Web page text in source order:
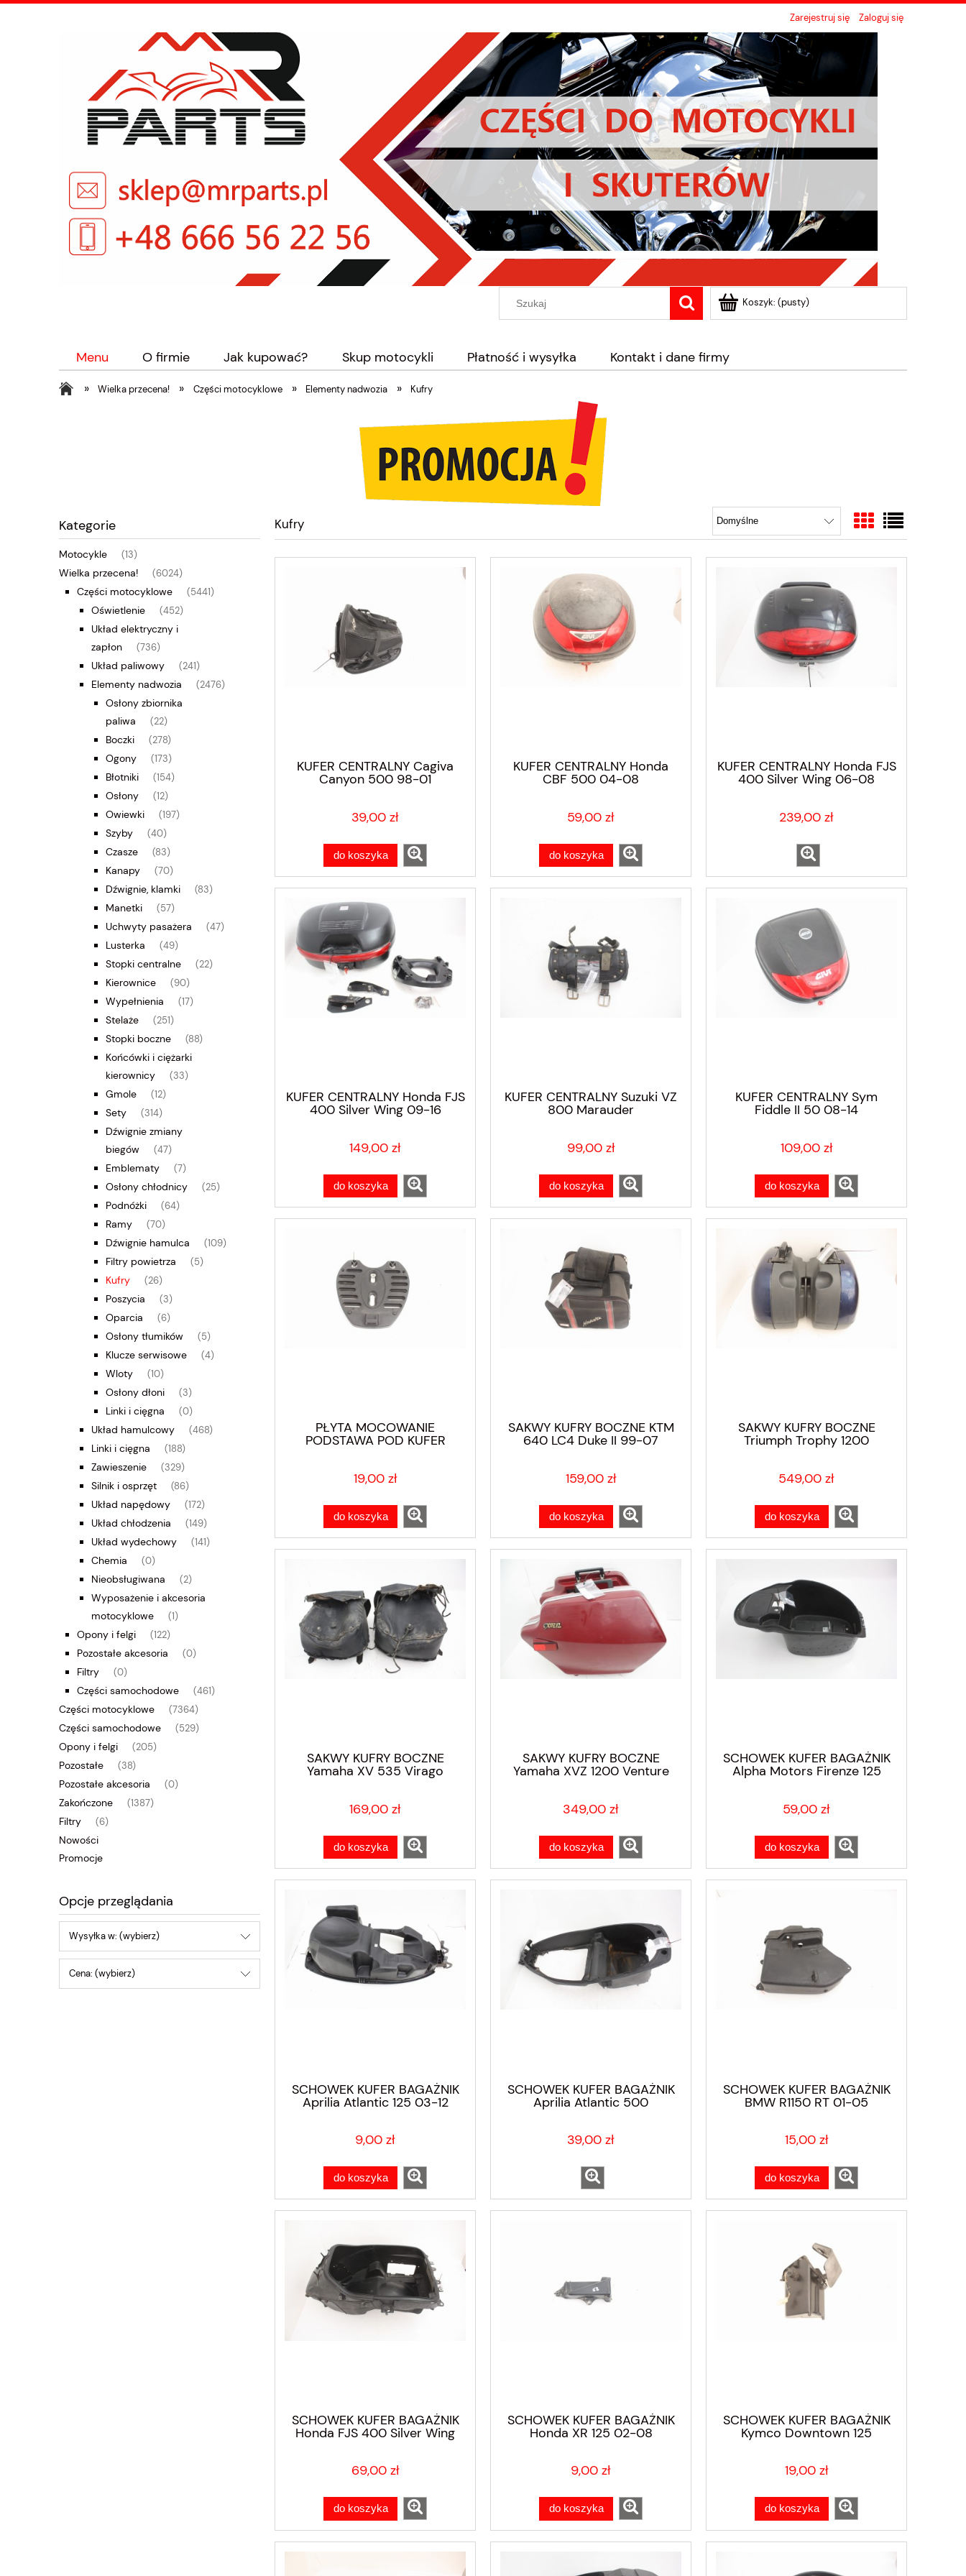
Zarejestruj się Zaloguj się
Koszyk: (pusty)
Menu O firmie Jak kupować? Skup motocykli Płatność i wysyłka Kontakt i dane firmy
» Wielka przecena! » Części motocyklowe » Elementy nadwozia » Kufry
Kategorie
Motocykle (13)
Wielka przecena! (6024)
Części motocyklowe (5441)
Oświetlenie (452)
Układ elektryczny i
zapłon
(736)
Układ paliwowy (241)
Elementy nadwozia (2476)
Osłony zbiornika
paliwa
(22)
Boczki (278)
Ogony (173)
Błotniki (154)
Osłony (12)
Owiewki (197)
Szyby (40)
Czasze (83)
Kanapy (70)
Dźwignie, klamki (83)
Manetki (57)
Uchwyty pasażera (47)
Lusterka (49)
Stopki centralne (22)
Kierownice (90)
Wypełnienia (17)
Stelaże (251)
Stopki boczne (88)
Końcówki i ciężarki
kierownicy
(33)
Gmole (12)
Sety (314)
Dźwignie zmiany
biegów
(47)
Emblematy (7)
Osłony chłodnicy (25)
Podnóżki (64)
Ramy (70)
Dźwignie hamulca (109)
Filtry powietrza (5)
Kufry (26)
Poszycia (3)
Oparcia (6)
Osłony tłumików (5)
Klucze serwisowe (4)
Wloty (10)
Osłony dłoni (3)
Linki i cięgna (0)
Układ hamulcowy (468)
Linki i cięgna (188)
Zawieszenie (329)
Silnik i osprzęt (86)
Układ napędowy (172)
Układ chłodzenia (149)
Układ wydechowy (141)
Chemia (0)
Nieobsługiwana (2)
Wyposażenie i akcesoria
motocyklowe
(1)
Opony i felgi (122)
Pozostałe akcesoria (0)
Filtry (0)
Części samochodowe (461)
Części motocyklowe (7364)
Części samochodowe (529)
Opony i felgi (205)
Pozostałe (38)
Pozostałe akcesoria (0)
Zakończone (1387)
Filtry (6)
Nowości
Promocje
Opcje przeglądania
Wysyłka w: (wybierz)
Cena: (wybierz)
Kufry
KUFER CENTRALNY Cagiva
Canyon 500 98-01
39,00 zł
do koszyka
KUFER CENTRALNY Honda
CBF 500 04-08
59,00 zł
do koszyka
KUFER CENTRALNY Honda FJS
400 Silver Wing 06-08
239,00 zł
KUFER CENTRALNY Honda FJS
400 Silver Wing 09-16
149,00 zł
do koszyka
KUFER CENTRALNY Suzuki VZ
800 Marauder
99,00 zł
do koszyka
KUFER CENTRALNY Sym
Fiddle II 50 08-14
109,00 zł
do koszyka
PŁYTA MOCOWANIE
PODSTAWA POD KUFER
19,00 zł
do koszyka
SAKWY KUFRY BOCZNE KTM
640 LC4 Duke II 99-07
159,00 zł
do koszyka
SAKWY KUFRY BOCZNE
Triumph Trophy 1200
549,00 zł
do koszyka
SAKWY KUFRY BOCZNE
Yamaha XV 535 Virago
169,00 zł
do koszyka
SAKWY KUFRY BOCZNE
Yamaha XVZ 1200 Venture
349,00 zł
do koszyka
SCHOWEK KUFER BAGAŻNIK
Alpha Motors Firenze 125
59,00 zł
do koszyka
SCHOWEK KUFER BAGAŻNIK
Aprilia Atlantic 125 03-12
9,00 zł
do koszyka
SCHOWEK KUFER BAGAŻNIK
Aprilia Atlantic 500
39,00 zł
SCHOWEK KUFER BAGAŻNIK
BMW R1150 RT 01-05
15,00 zł
do koszyka
SCHOWEK KUFER BAGAŻNIK
Honda FJS 400 Silver Wing
69,00 zł
do koszyka
SCHOWEK KUFER BAGAŻNIK
Honda XR 125 02-08
9,00 zł
do koszyka
SCHOWEK KUFER BAGAŻNIK
Kymco Downtown 125
19,00 zł
do koszyka